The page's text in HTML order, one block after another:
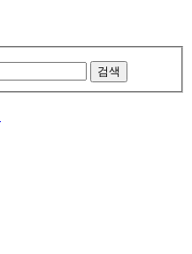
검색